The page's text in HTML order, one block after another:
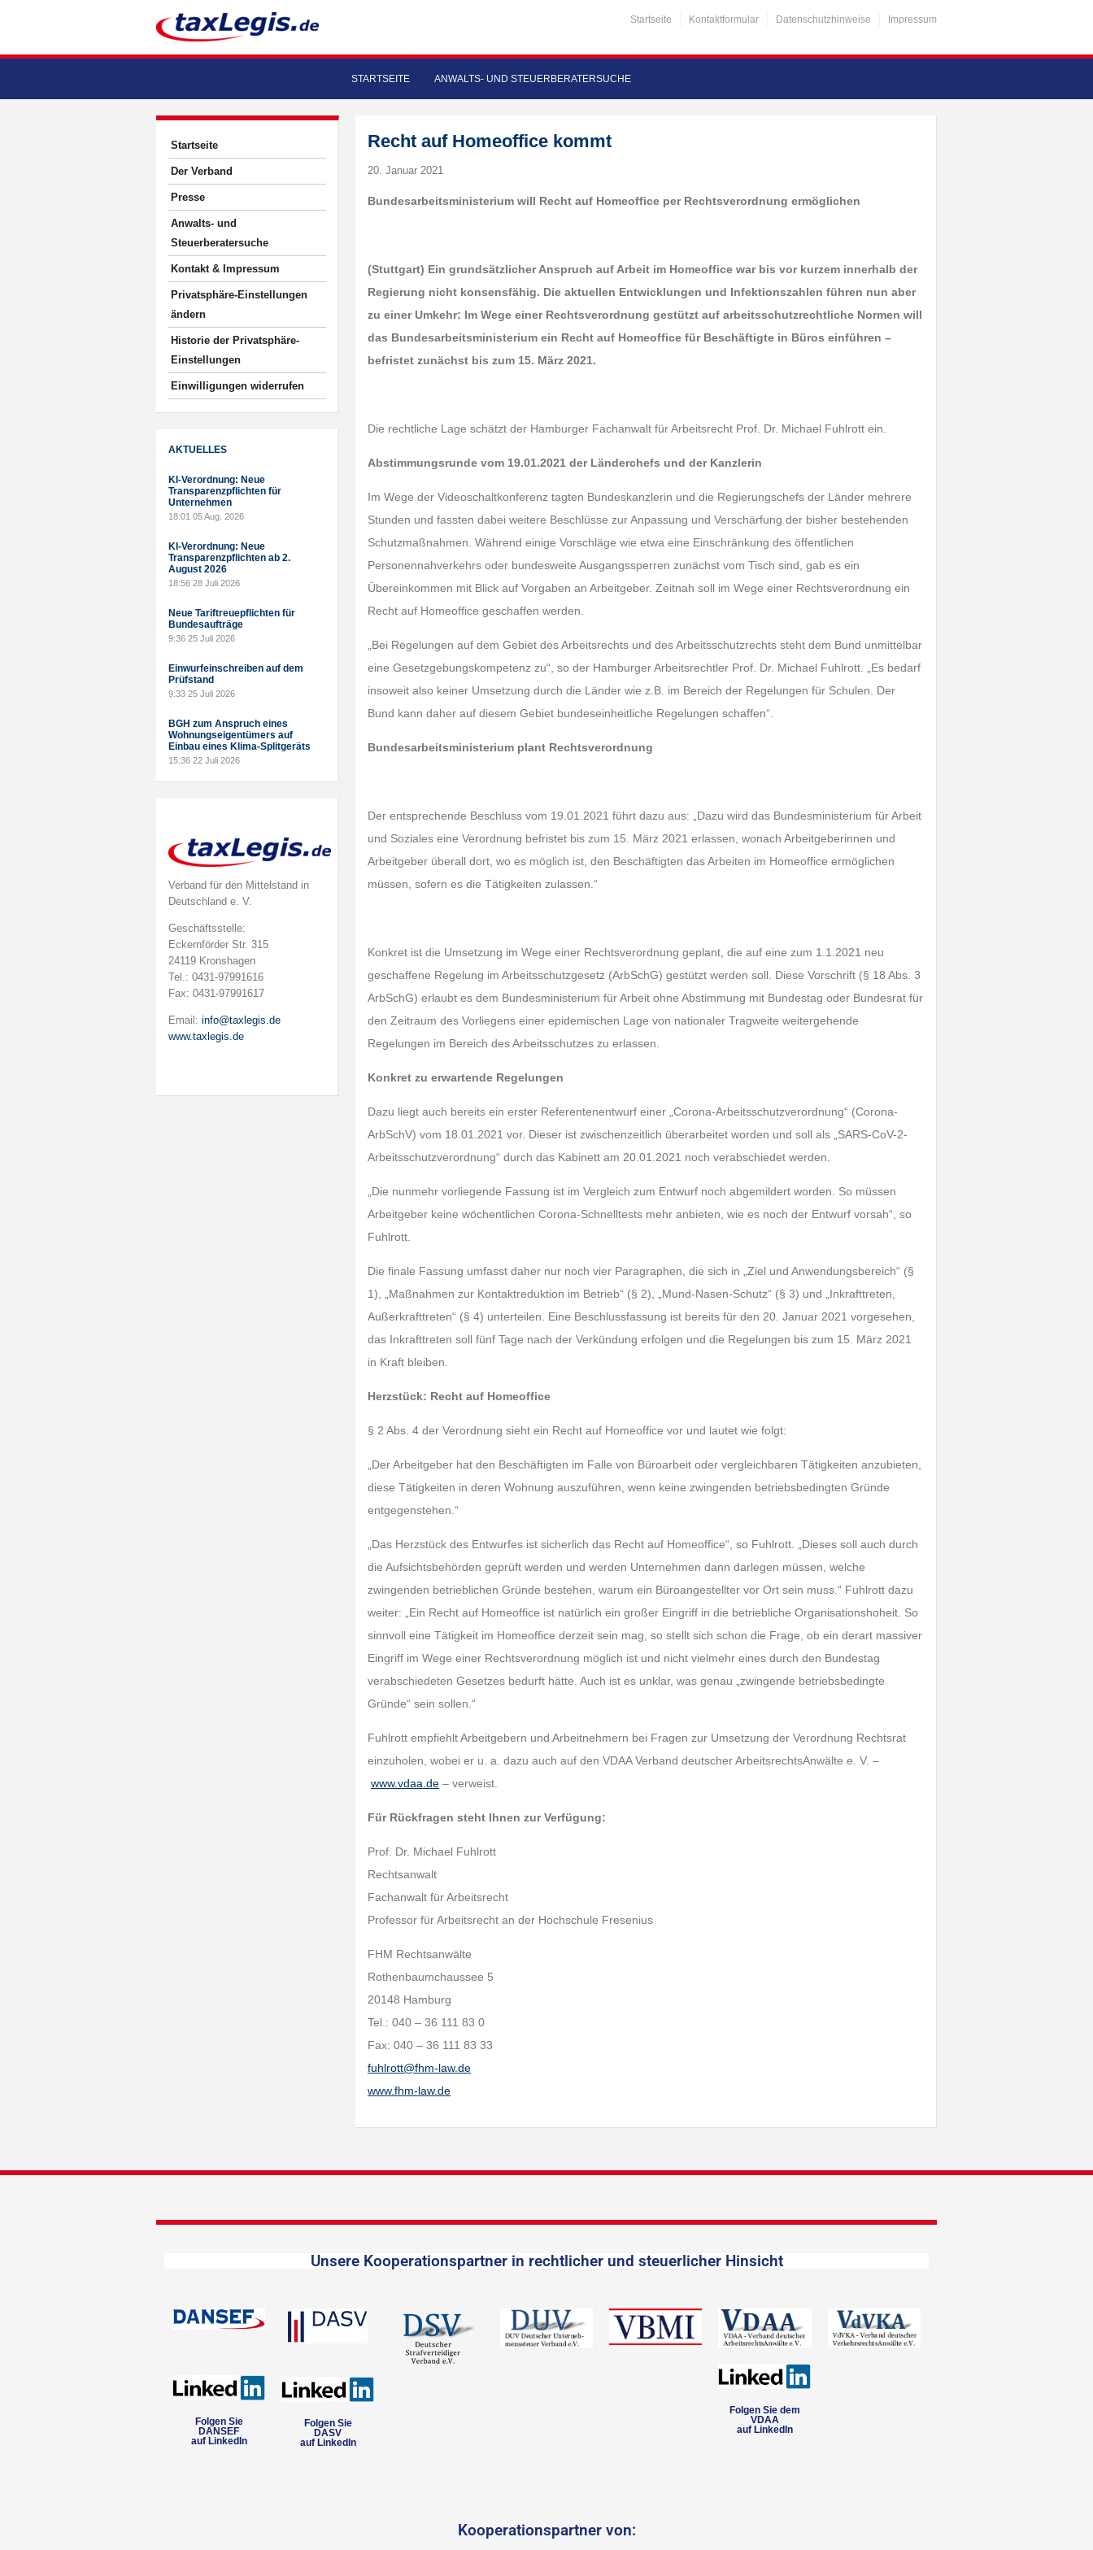
Startseite Kontaktformular Datenschutzhinweise Impressum
STARTSEITE ANWALTS- UND STEUERBERATERSUCHE
Startseite
Der Verband
Presse
Anwalts- und
Steuerberatersuche
Kontakt & Impressum
Privatsphäre-Einstellungen
ändern
Historie der Privatsphäre-
Einstellungen
Einwilligungen widerrufen
AKTUELLES
KI-Verordnung: Neue
Transparenzpflichten für
Unternehmen
18:01 05 Aug. 2026
KI-Verordnung: Neue
Transparenzpflichten ab 2.
August 2026
18:56 28 Juli 2026
Neue Tariftreuepflichten für
Bundesaufträge
9:36 25 Juli 2026
Einwurfeinschreiben auf dem
Prüfstand
9:33 25 Juli 2026
BGH zum Anspruch eines
Wohnungseigentümers auf
Einbau eines Klima-Splitgeräts
15:36 22 Juli 2026
Verband für den Mittelstand in
Deutschland e. V.
Geschäftsstelle:
Eckernförder Str. 315
24119 Kronshagen
Tel.: 0431-97991616
Fax: 0431-97991617
Email: info@taxlegis.de
www.taxlegis.de
Recht auf Homeoffice kommt
20. Januar 2021
Bundesarbeitsministerium will Recht auf Homeoffice per Rechtsverordnung ermöglichen
(Stuttgart) Ein grundsätzlicher Anspruch auf Arbeit im Homeoffice war bis vor kurzem innerhalb der
Regierung nicht konsensfähig. Die aktuellen Entwicklungen und Infektionszahlen führen nun aber
zu einer Umkehr: Im Wege einer Rechtsverordnung gestützt auf arbeitsschutzrechtliche Normen will
das Bundesarbeitsministerium ein Recht auf Homeoffice für Beschäftigte in Büros einführen –
befristet zunächst bis zum 15. März 2021.
Die rechtliche Lage schätzt der Hamburger Fachanwalt für Arbeitsrecht Prof. Dr. Michael Fuhlrott ein.
Abstimmungsrunde vom 19.01.2021 der Länderchefs und der Kanzlerin
Im Wege der Videoschaltkonferenz tagten Bundeskanzlerin und die Regierungschefs der Länder mehrere
Stunden und fassten dabei weitere Beschlüsse zur Anpassung und Verschärfung der bisher bestehenden
Schutzmaßnahmen. Während einige Vorschläge wie etwa eine Einschränkung des öffentlichen
Personennahverkehrs oder bundesweite Ausgangssperren zunächst vom Tisch sind, gab es ein
Übereinkommen mit Blick auf Vorgaben an Arbeitgeber. Zeitnah soll im Wege einer Rechtsverordnung ein
Recht auf Homeoffice geschaffen werden.
„Bei Regelungen auf dem Gebiet des Arbeitsrechts und des Arbeitsschutzrechts steht dem Bund unmittelbar
eine Gesetzgebungskompetenz zu“, so der Hamburger Arbeitsrechtler Prof. Dr. Michael Fuhlrott. „Es bedarf
insoweit also keiner Umsetzung durch die Länder wie z.B. im Bereich der Regelungen für Schulen. Der
Bund kann daher auf diesem Gebiet bundeseinheitliche Regelungen schaffen“.
Bundesarbeitsministerium plant Rechtsverordnung
Der entsprechende Beschluss vom 19.01.2021 führt dazu aus: „Dazu wird das Bundesministerium für Arbeit
und Soziales eine Verordnung befristet bis zum 15. März 2021 erlassen, wonach Arbeitgeberinnen und
Arbeitgeber überall dort, wo es möglich ist, den Beschäftigten das Arbeiten im Homeoffice ermöglichen
müssen, sofern es die Tätigkeiten zulassen.“
Konkret ist die Umsetzung im Wege einer Rechtsverordnung geplant, die auf eine zum 1.1.2021 neu
geschaffene Regelung im Arbeitsschutzgesetz (ArbSchG) gestützt werden soll. Diese Vorschrift (§ 18 Abs. 3
ArbSchG) erlaubt es dem Bundesministerium für Arbeit ohne Abstimmung mit Bundestag oder Bundesrat für
den Zeitraum des Vorliegens einer epidemischen Lage von nationaler Tragweite weitergehende
Regelungen im Bereich des Arbeitsschutzes zu erlassen.
Konkret zu erwartende Regelungen
Dazu liegt auch bereits ein erster Referentenentwurf einer „Corona-Arbeitsschutzverordnung“ (Corona-
ArbSchV) vom 18.01.2021 vor. Dieser ist zwischenzeitlich überarbeitet worden und soll als „SARS-CoV-2-
Arbeitsschutzverordnung“ durch das Kabinett am 20.01.2021 noch verabschiedet werden.
„Die nunmehr vorliegende Fassung ist im Vergleich zum Entwurf noch abgemildert worden. So müssen
Arbeitgeber keine wöchentlichen Corona-Schnelltests mehr anbieten, wie es noch der Entwurf vorsah“, so
Fuhlrott.
Die finale Fassung umfasst daher nur noch vier Paragraphen, die sich in „Ziel und Anwendungsbereich“ (§
1), „Maßnahmen zur Kontaktreduktion im Betrieb“ (§ 2), „Mund-Nasen-Schutz“ (§ 3) und „Inkrafttreten,
Außerkrafttreten“ (§ 4) unterteilen. Eine Beschlussfassung ist bereits für den 20. Januar 2021 vorgesehen,
das Inkrafttreten soll fünf Tage nach der Verkündung erfolgen und die Regelungen bis zum 15. März 2021
in Kraft bleiben.
Herzstück: Recht auf Homeoffice
§ 2 Abs. 4 der Verordnung sieht ein Recht auf Homeoffice vor und lautet wie folgt:
„Der Arbeitgeber hat den Beschäftigten im Falle von Büroarbeit oder vergleichbaren Tätigkeiten anzubieten,
diese Tätigkeiten in deren Wohnung auszuführen, wenn keine zwingenden betriebsbedingten Gründe
entgegenstehen.“
„Das Herzstück des Entwurfes ist sicherlich das Recht auf Homeoffice“, so Fuhlrott. „Dieses soll auch durch
die Aufsichtsbehörden geprüft werden und werden Unternehmen dann darlegen müssen, welche
zwingenden betrieblichen Gründe bestehen, warum ein Büroangestellter vor Ort sein muss.“ Fuhlrott dazu
weiter: „Ein Recht auf Homeoffice ist natürlich ein großer Eingriff in die betriebliche Organisationshoheit. So
sinnvoll eine Tätigkeit im Homeoffice derzeit sein mag, so stellt sich schon die Frage, ob ein derart massiver
Eingriff im Wege einer Rechtsverordnung möglich ist und nicht vielmehr eines durch den Bundestag
verabschiedeten Gesetzes bedurft hätte. Auch ist es unklar, was genau „zwingende betriebsbedingte
Gründe“ sein sollen.“
Fuhlrott empfiehlt Arbeitgebern und Arbeitnehmern bei Fragen zur Umsetzung der Verordnung Rechtsrat
einzuholen, wobei er u. a. dazu auch auf den VDAA Verband deutscher ArbeitsrechtsAnwälte e. V. –
www.vdaa.de – verweist.
Für Rückfragen steht Ihnen zur Verfügung:
Prof. Dr. Michael Fuhlrott
Rechtsanwalt
Fachanwalt für Arbeitsrecht
Professor für Arbeitsrecht an der Hochschule Fresenius
FHM Rechtsanwälte
Rothenbaumchaussee 5
20148 Hamburg
Tel.: 040 – 36 111 83 0
Fax: 040 – 36 111 83 33
fuhlrott@fhm-law.de
www.fhm-law.de
Unsere Kooperationspartner in rechtlicher und steuerlicher Hinsicht
Folgen Sie
DANSEF
auf LinkedIn
Folgen Sie
DASV
auf LinkedIn
Folgen Sie dem
VDAA
auf LinkedIn
Kooperationspartner von: